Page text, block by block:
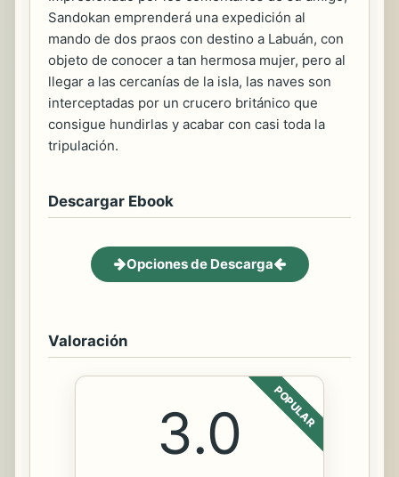
Sandokan emprenderá una expedición al
mando de dos praos con destino a Labuán, con
objeto de conocer a tan hermosa mujer, pero al
llegar a las cercanías de la isla, las naves son
interceptadas por un crucero británico que
consigue hundirlas y acabar con casi toda la
tripulación.
Descargar Ebook
Opciones de Descarga
Valoración
POPULAR
3.0